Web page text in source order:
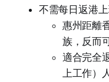
不需每日返港上
惠州距離
族，反而
適合完全
上工作）